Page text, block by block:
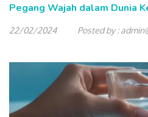
Pegang Wajah dalam Dunia
22/02/2024 Posted by :